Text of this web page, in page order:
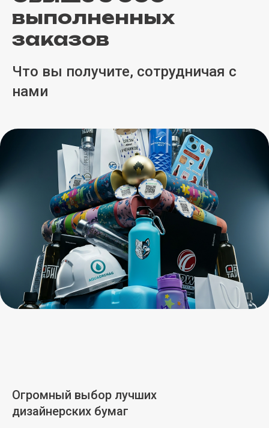
выполненных
заказов
Что вы получите, сотрудничая с
нами
Огромный выбор лучших
дизайнерских бумаг